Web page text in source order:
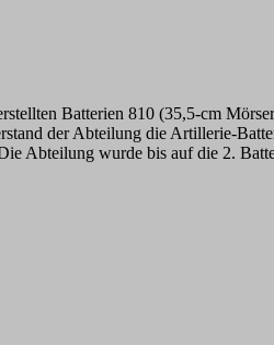
Batterien 810 (35,5-cm
der Abteilung die Artillerie-
Abteilung wurde bis auf die 2.